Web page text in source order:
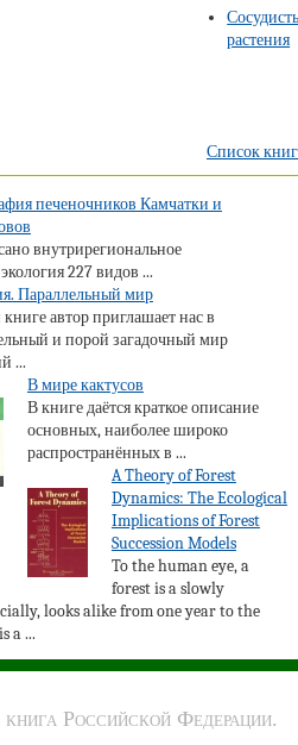
растения
Список книг
печеночников Камчатки и
внутрирегиональное
227 видов ...
Параллельный мир
автор приглашает нас в
и порой загадочный мир
...
В мире кактусов
В книге даётся краткое описание
основных, наиболее широко
распространённых в ...
A Theory of Forest
Dynamics: The Ecological
Implications of Forest
Succession Models
To the human eye, a
forest is a slowly
looks alike from one year to the
a ...
Российской Федерации.